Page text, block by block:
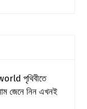
পৃথিবীতে
জেনে নিন এখনই